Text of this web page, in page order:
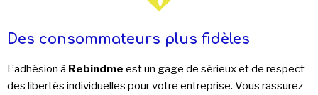
Des consommateurs plus fidèles
L’adhésion à Rebindme est un gage de sérieux et de respect
des libertés individuelles pour votre entreprise. Vous rassurez